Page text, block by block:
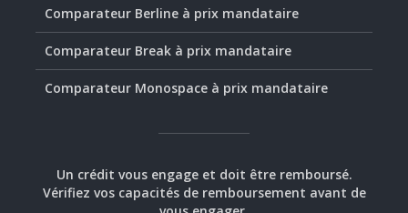
Comparateur Berline à prix mandataire
Comparateur Break à prix mandataire
Comparateur Monospace à prix mandataire
Un crédit vous engage et doit être remboursé.
Vérifiez vos capacités de remboursement avant de